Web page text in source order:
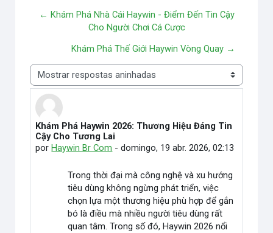
← Khám Phá Nhà Cái Haywin - Điểm Đến Tin Cậy
Cho Người Chơi Cá Cược
Khám Phá Thế Giới Haywin Vòng Quay →
Modo de visualização
Khám Phá Haywin 2026: Thương Hiệu Đáng Tin
Cậy Cho Tương Lai
por Haywin Br Com -domingo, 19 abr. 2026, 02:13
Número de respostas: 0
Trong thời đại mà công nghệ và xu hướng
tiêu dùng không ngừng phát triển, việc
chọn lựa một thương hiệu phù hợp để gắn
bó là điều mà nhiều người tiêu dùng rất
quan tâm. Trong số đó, Haywin 2026 nổi